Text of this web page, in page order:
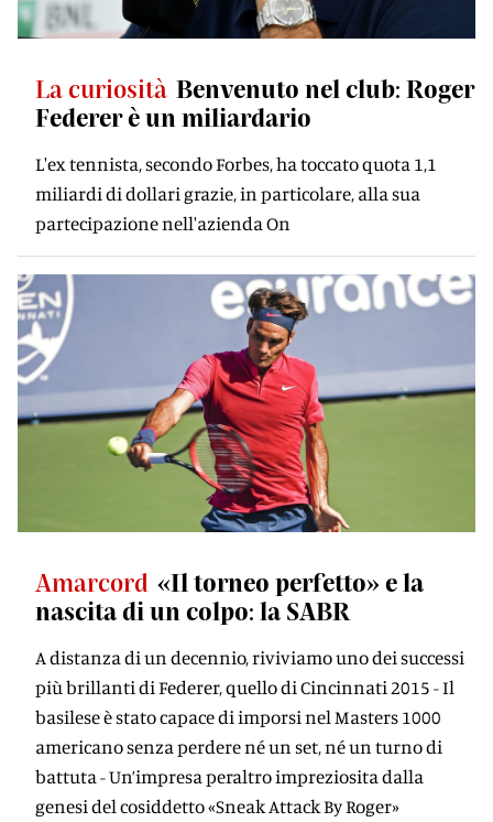
La curiosità Benvenuto nel club: Roger
Federer è un miliardario
L'ex tennista, secondo Forbes, ha toccato quota 1,1
miliardi di dollari grazie, in particolare, alla sua
partecipazione nell'azienda On
Amarcord «Il torneo perfetto» e la
nascita di un colpo: la SABR
A distanza di un decennio, riviviamo uno dei successi
più brillanti di Federer, quello di Cincinnati 2015 - Il
basilese è stato capace di imporsi nel Masters 1000
americano senza perdere né un set, né un turno di
battuta - Un’impresa peraltro impreziosita dalla
genesi del cosiddetto «Sneak Attack By Roger»